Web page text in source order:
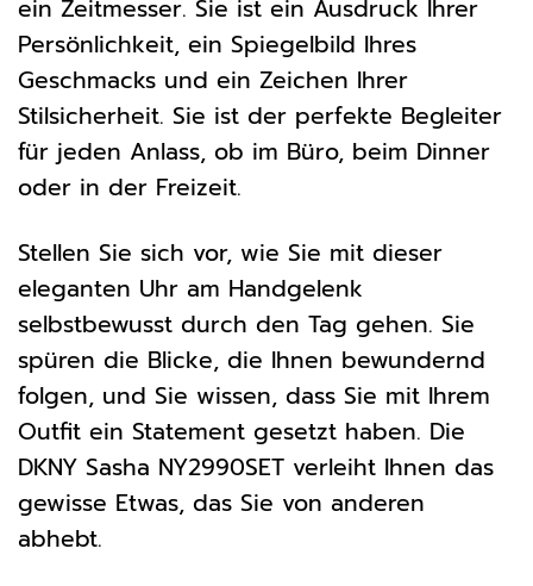
ein Zeitmesser. Sie ist ein Ausdruck Ihrer
Persönlichkeit, ein Spiegelbild Ihres
Geschmacks und ein Zeichen Ihrer
Stilsicherheit. Sie ist der perfekte Begleiter
für jeden Anlass, ob im Büro, beim Dinner
oder in der Freizeit.
Stellen Sie sich vor, wie Sie mit dieser
eleganten Uhr am Handgelenk
selbstbewusst durch den Tag gehen. Sie
spüren die Blicke, die Ihnen bewundernd
folgen, und Sie wissen, dass Sie mit Ihrem
Outfit ein Statement gesetzt haben. Die
DKNY Sasha NY2990SET verleiht Ihnen das
gewisse Etwas, das Sie von anderen
abhebt.